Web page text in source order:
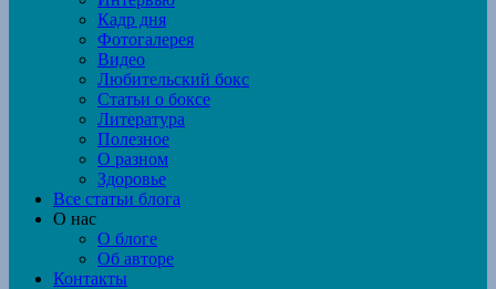
Кадр дня
Фотогалерея
Видео
Любительский бокс
Статьи о боксе
Литература
Полезное
О разном
Здоровье
Все статьи блога
О нас
О блоге
Об авторе
Контакты